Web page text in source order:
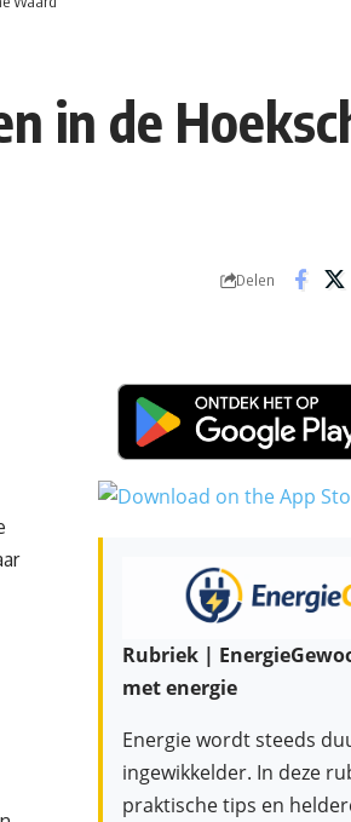
in de
Delen
Rubriek |
met energie
Energie wordt steeds
ingewikkelder. In deze
praktische tips en